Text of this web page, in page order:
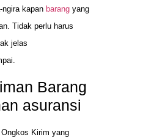
ngira kapan barang yang
Tidak perlu harus
jelas
Barang
asuransi
Kirim yang